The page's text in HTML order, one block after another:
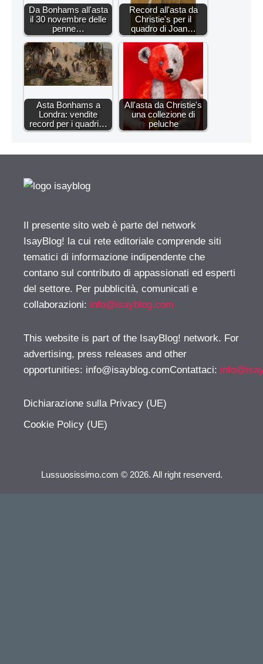
Da Bonhams all'asta
il 30 novembre delle
penne…
Record all'asta da
Christie's per il
quadro di Joan…
Asta Bonhams a
Londra: vendite
record per i quadri…
All'asta da Christie's
una collezione di
peluche
Il presente sito web è parte del network
IsayBlog! la cui rete editoriale comprende siti
tematici di informazione indipendente che
contano sul contributo di appassionati ed esperti
del settore. Per pubblicità, comunicati e
collaborazioni: info@isayblog.com
This website is part of the IsayBlog! network. For
advertising, press releases and other
opportunities: info@isayblog.comContattaci:
Dichiarazione sulla Privacy (UE)
Cookie Policy (UE)
Lussuosissimo.com © 2026. All right reserverd.